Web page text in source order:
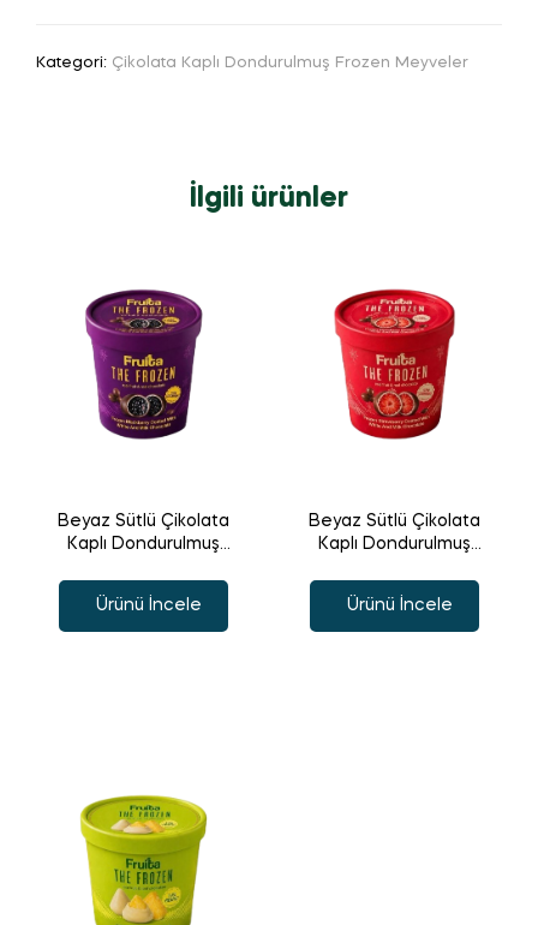
Kategori: Çikolata Kaplı Dondurulmuş Frozen Meyveler
İlgili ürünler
Beyaz Sütlü Çikolata
Kaplı Dondurulmuş
Ürünü İncele
Beyaz Sütlü Çikolata
Kaplı Dondurulmuş
Ürünü İncele